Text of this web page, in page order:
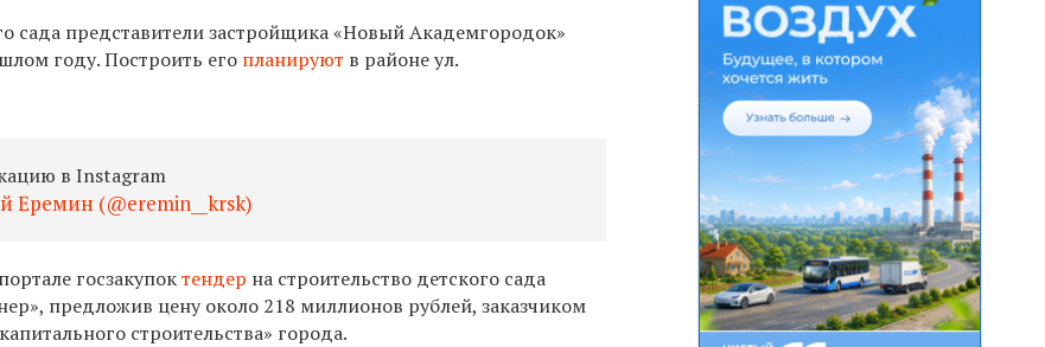
сада представители застройщика «Новый Академгородок»
году. Построить его планируют в районе ул.
в Instagram
Еремин (@eremin__krsk)
госзакупоктендер на строительство детского сада
предложив цену около 218 миллионов рублей, заказчиком
строительства» города.